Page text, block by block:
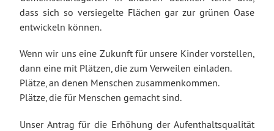
dass sich so versiegelte Flächen gar zur grünen Oase
entwickeln können.
Wenn wir uns eine Zukunft für unsere Kinder vorstellen,
dann eine mit Plätzen, die zum Verweilen einladen.
Plätze, an denen Menschen zusammenkommen.
Plätze, die für Menschen gemacht sind.
Unser Antrag für die Erhöhung der Aufenthaltsqualität